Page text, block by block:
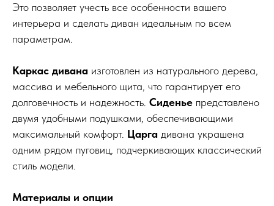
Это позволяет учесть все особенности вашего
интерьера и сделать диван идеальным по всем
параметрам.
Каркас дивана изготовлен из натурального дерева,
массива и мебельного щита, что гарантирует его
долговечность и надежность. Сиденье представлено
двумя удобными подушками, обеспечивающими
максимальный комфорт. Царга дивана украшена
одним рядом пуговиц, подчеркивающих классический
стиль модели.
Материалы и опции